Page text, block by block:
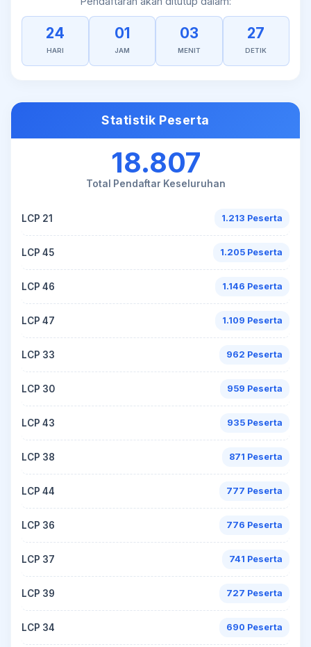
24
HARI
01
JAM
03
MENIT
27
DETIK
Statistik Peserta
18.807
Total Pendaftar Keseluruhan
LCP 21 1.213 Peserta
LCP 45 1.205 Peserta
LCP 46 1.146 Peserta
LCP 47 1.109 Peserta
LCP 33 962 Peserta
LCP 30 959 Peserta
LCP 43 935 Peserta
LCP 38 871 Peserta
LCP 44 777 Peserta
LCP 36 776 Peserta
LCP 37 741 Peserta
LCP 39 727 Peserta
LCP 34 690 Peserta